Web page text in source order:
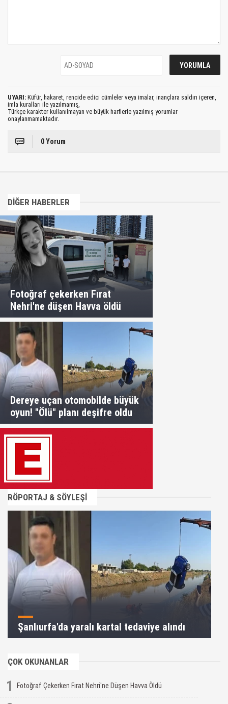
UYARI: Küfür, hakaret, rencide edici cümleler veya imalar, inançlara saldırı içeren,
imla kuralları ile yazılmamış,
Türkçe karakter kullanılmayan ve büyük harflerle yazılmış yorumlar
onaylanmamaktadır.
0 Yorum
DİĞER HABERLER
Fotoğraf çekerken Fırat
Nehri'ne düşen Havva öldü
Dereye uçan otomobilde büyük
oyun! "Ölü" planı deşifre oldu
RÖPORTAJ & SÖYLEŞİ
Şanlıurfa'da yaralı kartal tedaviye alındı
ÇOK OKUNANLAR
1 Fotoğraf Çekerken Fırat Nehri'ne Düşen Havva Öldü